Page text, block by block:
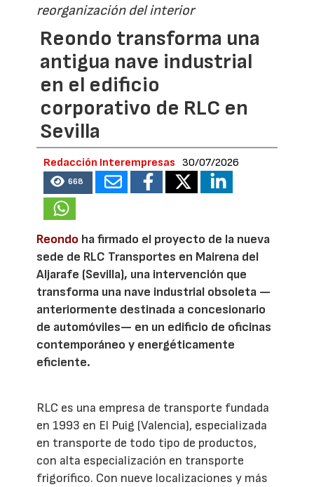
reorganización del interior
Reondo transforma una
antigua nave industrial
en el edificio
corporativo de RLC en
Sevilla
Redacción Interempresas 30/07/2026
668
Reondo ha firmado el proyecto de la nueva
sede de RLC Transportes en Mairena del
Aljarafe (Sevilla), una intervención que
transforma una nave industrial obsoleta —
anteriormente destinada a concesionario
de automóviles— en un edificio de oficinas
contemporáneo y energéticamente
eficiente.
RLC es una empresa de transporte fundada
en 1993 en El Puig (Valencia), especializada
en transporte de todo tipo de productos,
con alta especialización en transporte
frigorífico. Con nueve localizaciones y más